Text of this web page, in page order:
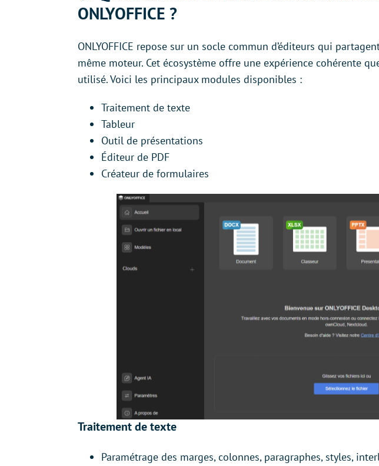
ONLYOFFICE ?
ONLYOFFICE repose sur un socle commun d’éditeurs qui
même moteur. Cet écosystème offre une expérience cohérente
utilisé. Voici les principaux modules disponibles :
Traitement de texte
Tableur
Outil de présentations
Éditeur de PDF
Créateur de formulaires
Traitement de texte
Paramétrage des marges, colonnes, paragraphes, styles,